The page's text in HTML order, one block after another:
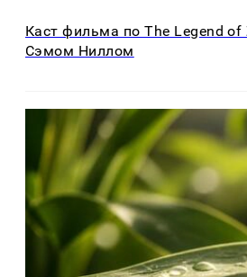
Каст фильма по The Legend of
Сэмом Ниллом